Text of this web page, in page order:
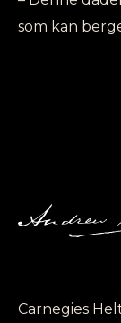
som kan
Carnegies